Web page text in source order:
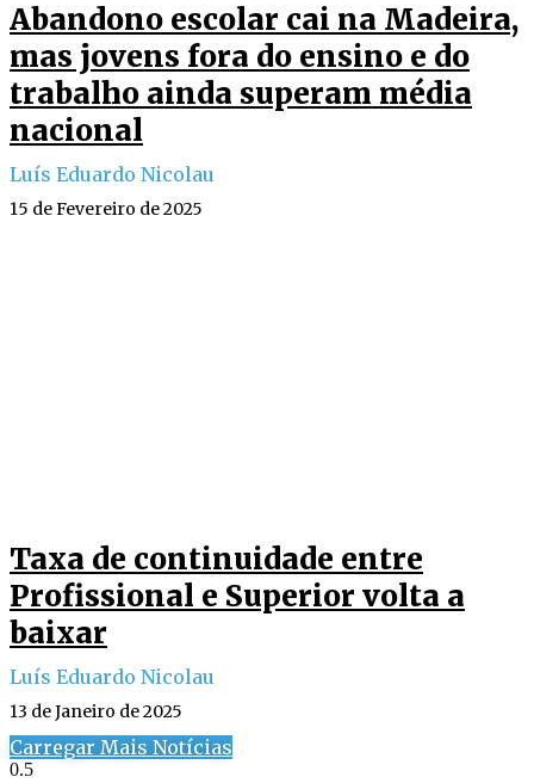
Abandono escolar cai na Madeira,
mas jovens fora do ensino e do
trabalho ainda superam média
nacional
Luís Eduardo Nicolau
15 de Fevereiro de 2025
Taxa de continuidade entre
Profissional e Superior volta a
baixar
Luís Eduardo Nicolau
13 de Janeiro de 2025
Carregar Mais Notícias